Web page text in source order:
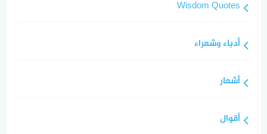
Wisdom Quotes
أدباء وشعراء
أشعار
أقوال